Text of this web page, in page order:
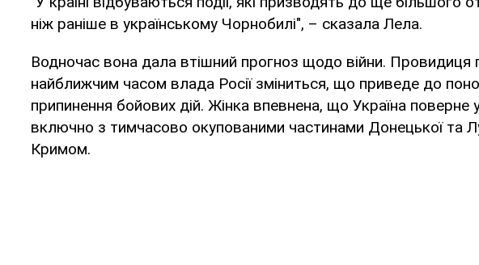
ніж раніше в українському Чорнобилі", – сказала Лела.
Водночас вона дала втішний прогноз щодо війни. Провидиця
найближчим часом влада Росії зміниться, що приведе до
припинення бойових дій. Жінка впевнена, що Україна поверне
включно з тимчасово окупованими частинами Донецької та
Кримом.